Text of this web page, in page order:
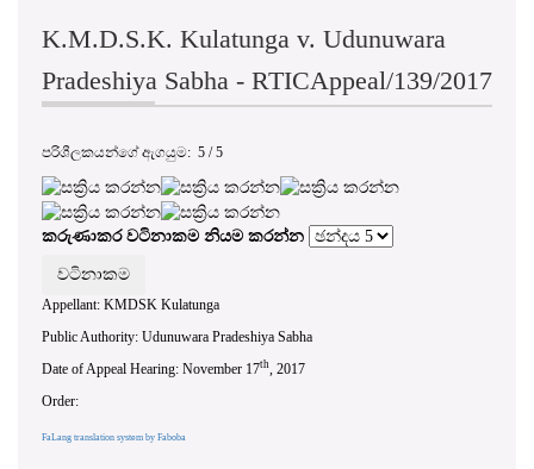
K.M.D.S.K. Kulatunga v. Udunuwara
Pradeshiya Sabha - RTICAppeal/139/2017
පරිශීලකයන්ගේ ඇගයුම: 5 /5
කරුණාකර වටිනාකම නියම කරන්න
Appellant: KMDSK Kulatunga
Public Authority: Udunuwara Pradeshiya Sabha
Date of Appeal Hearing: November 17th , 2017
Order:
FaLang translation system by Faboba